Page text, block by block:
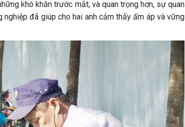
khó khăn trước mắt; và quan trọng hơn, sự quan
nghiệp đã giúp cho hai anh cảm thấy ấm áp và vững